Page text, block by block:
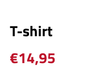
T-shirt
€14,95